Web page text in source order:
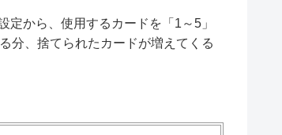
から、使用するカードを「1～5」
分、捨てられたカードが増えてくる